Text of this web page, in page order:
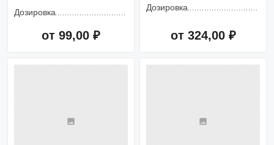
Дозировка
от 99,00 ₽
Дозировка
от 324,00 ₽